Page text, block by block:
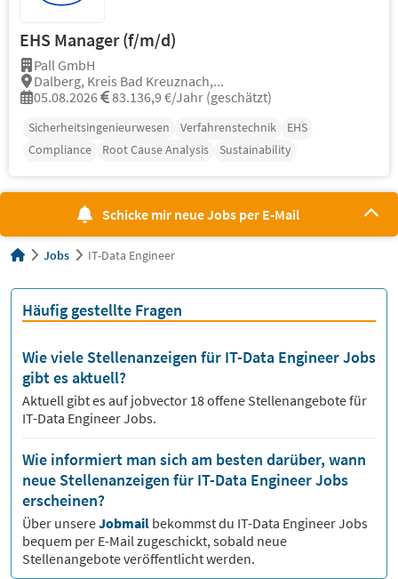
EHS Manager (f/m/d)
Pall GmbH
Dalberg, Kreis Bad Kreuznach,...
05.08.2026
83.136,9 €/Jahr (geschätzt)
Sicherheitsingenieurwesen Verfahrenstechnik
EHS
Compliance
Root Cause Analysis Sustainability
Schicke mir neue Jobs per E-Mail
Jobs IT-Data Engineer
Häufig gestellte Fragen
Wie viele Stellenanzeigen für IT-Data Engineer Jobs
gibt es aktuell?
Aktuell gibt es auf jobvector 18offene Stellenangebote für
IT-Data Engineer Jobs.
Wie informiert man sich am besten darüber, wann
neue Stellenanzeigen für IT-Data Engineer Jobs
erscheinen?
Über unsereJobmail bekommst du IT-Data EngineerJobs
bequem per E-Mail zugeschickt, sobald neue
Stellenangebote veröffentlicht werden.